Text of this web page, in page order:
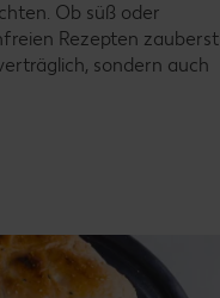
Ob süß oder
Rezepten zauberst
sondern auch